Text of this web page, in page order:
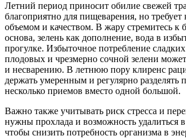
Летний период приносит обилие свежей
благоприятно для пищеварения, но требует
объемом и качеством. В жару стремитесь к
основа, зелень как дополнение, вода в
прогулке. Избыточное потребление сладких
плодовых и чрезмерно сочной зелени
и несварению. В летнюю пору клиренс
держать умеренным и регулярно разделять
несколько приемов вместо одной большой.
Важно также учитывать риск стресса и
нужны прохлада и возможность удалиться
чтобы снизить потребность организма в